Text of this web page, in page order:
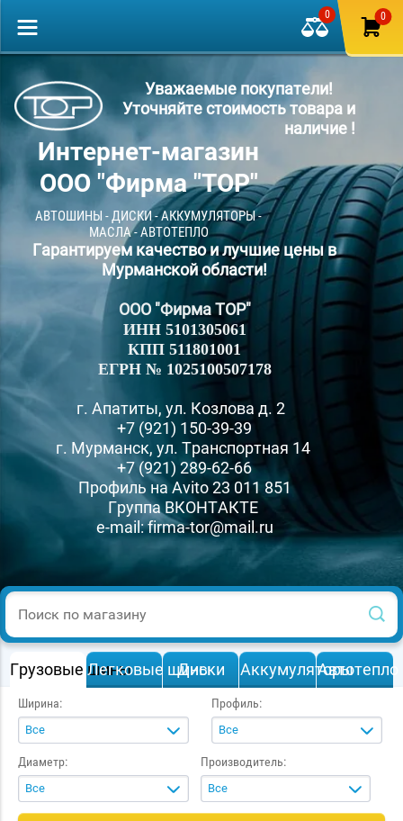
0
0
Интернет-магазин
ООО "Фирма "ТОР"
АВТОШИНЫ - ДИСКИ - АККУМУЛЯТОРЫ -
МАСЛА - АВТОТЕПЛО
Уважаемые покупатели!
Уточняйте стоимость товара и
наличие !
Гарантируем качество и лучшие цены в
Мурманской области!
ООО "Фирма ТОР"
ИНН 5101305061
КПП 511801001
ЕГРН № 1025100507178
г. Апатиты, ул. Козлова д. 2
+7 (921) 150-39-39
г. Мурманск, ул. Транспортная 14
+7 (921) 289-62-66
Профиль на Avito23 011 851
ГруппаВКОНТАКТЕ
e-mail:firma-tor@mail.ru
Грузовые шиныЛегковые шины
Диски АккумуляторыАвтотепло
Ширина:
Все
Профиль:
Все
Диаметр:
Все
Производитель:
Все